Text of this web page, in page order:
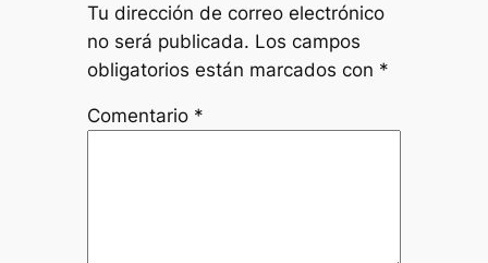
Tu dirección de correo electrónico
no será publicada. Los campos
obligatorios están marcados con *
Comentario *